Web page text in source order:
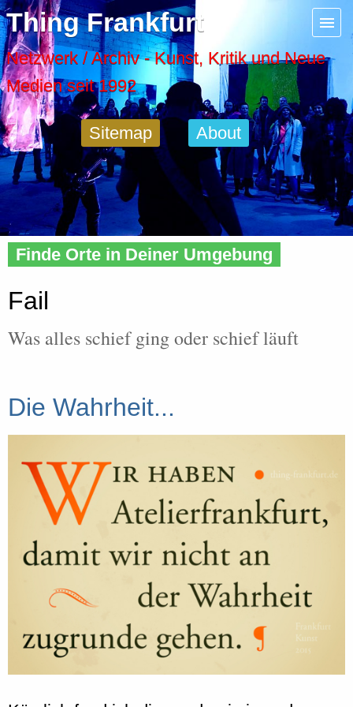
Thing Frankfurt
Netzwerk / Archiv - Kunst, Kritik und Neue
Medien seit 1992
Sitemap About
Home» Tags » Fail
Finde Orte in Deiner Umgebung
Fail
Was alles schief ging oder schief läuft
Die Wahrheit...
Menu
Artspaces
Cool Places
Frankfurt Diary
Activity
Recent Posts